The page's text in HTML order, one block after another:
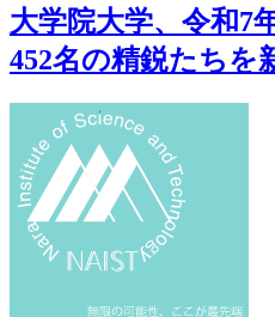
大学院大学、令和7
452名の精鋭たちを